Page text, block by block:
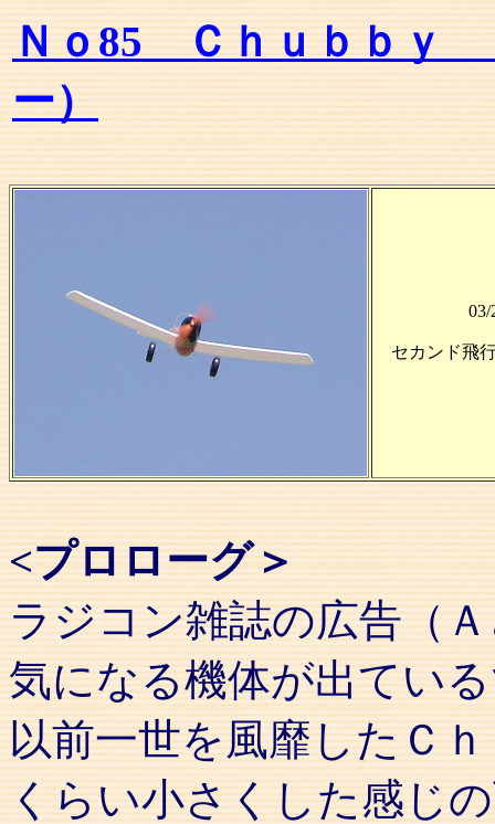
Ｎｏ85Ｃｈｕｂｂｙ
ー）
03/
セカンド飛
<プロローグ＞
ラジコン雑誌の広告（
気になる機体が出てい
以前一世を風靡したＣ
くらい小さくした感じ